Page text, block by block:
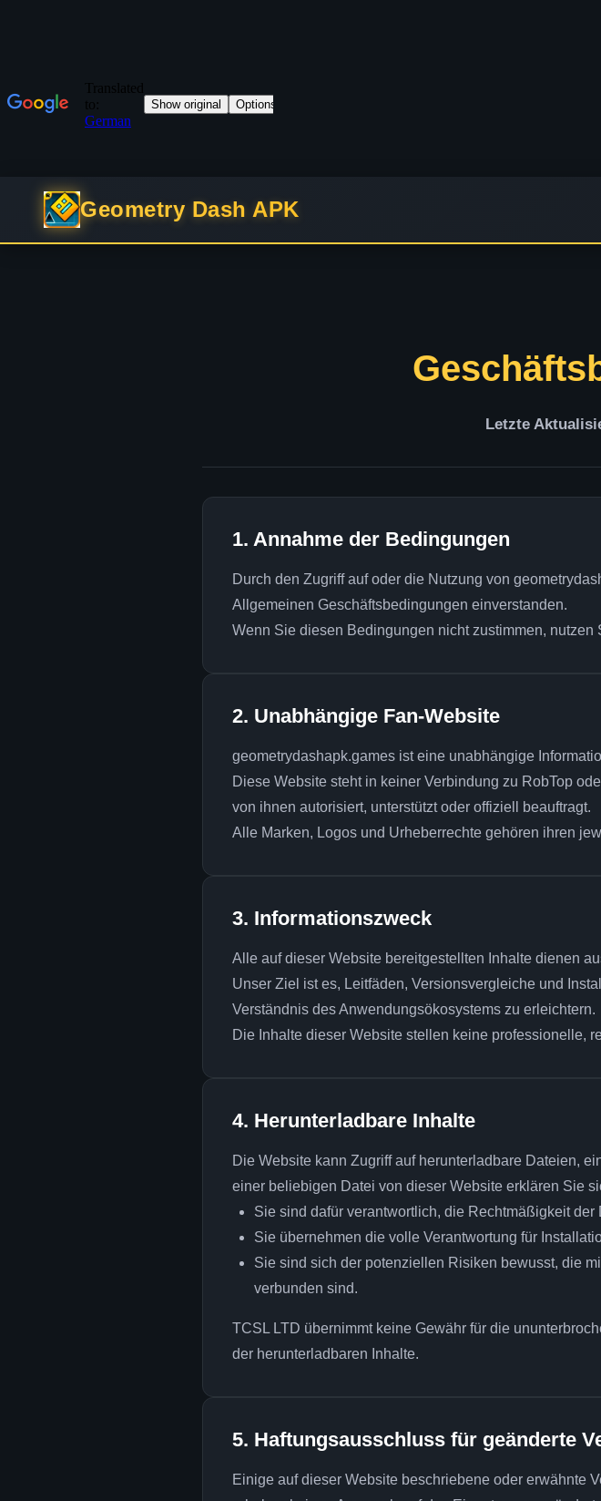
Geometry Dash APK
Letzte
1. Annahme der Bedingungen
Durch den Zugriff auf oder die Nutzung von
Allgemeinen Geschäftsbedingungen einverstanden.
Wenn Sie diesen Bedingungen nicht zustimmen, nutzen
2. Unabhängige Fan-Website
geometrydashapk.games ist eine unabhängige
Diese Website steht in keiner Verbindung zu RobTop
von ihnen autorisiert, unterstützt oder offiziell beauftragt.
Alle Marken, Logos und Urheberrechte gehören ihren
3. Informationszweck
Alle auf dieser Website bereitgestellten Inhalte dienen
Unser Ziel ist es, Leitfäden, Versionsvergleiche und
Verständnis des Anwendungsökosystems zu erleichtern.
Die Inhalte dieser Website stellen keine professionelle,
4. Herunterladbare Inhalte
Die Website kann Zugriff auf herunterladbare Dateien,
einer beliebigen Datei von dieser Website erklären Sie
Sie sind dafür verantwortlich, die Rechtmäßigkeit
Sie übernehmen die volle Verantwortung für
Sie sind sich der potenziellen Risiken bewusst, die
verbunden sind.
TCSL LTD übernimmt keine Gewähr für die
der herunterladbaren Inhalte.
5. Haftungsausschluss für geänderte
Einige auf dieser Website beschriebene oder erwähnte